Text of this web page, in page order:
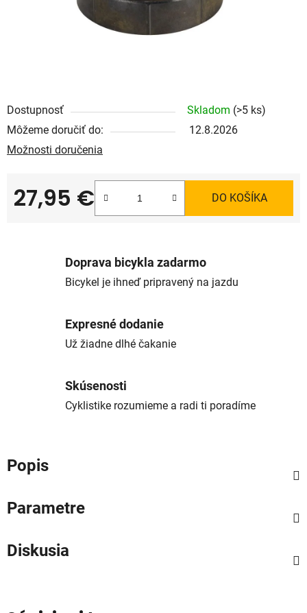
Dostupnosť Skladom (>5 ks)
Môžeme doručiť do:
12.8.2026
Možnosti doručenia
27,95 €
Jednotková cena:
DO KOŠÍKA
Doprava bicykla zadarmo
Bicykel je ihneď pripravený na jazdu
Expresné dodanie
Už žiadne dlhé čakanie
Skúsenosti
Cyklistike rozumieme a radi ti poradíme
Popis
Parametre
Diskusia